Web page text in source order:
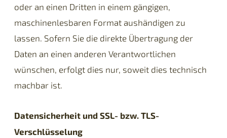
oder an einen Dritten in einem gängigen,
maschinenlesbaren Format aushändigen zu
lassen. Sofern Sie die direkte Übertragung der
Daten an einen anderen Verantwortlichen
wünschen, erfolgt dies nur, soweit dies technisch
machbar ist.
Datensicherheit und SSL- bzw. TLS-
Verschlüsselung